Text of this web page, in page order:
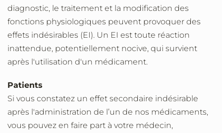
diagnostic, le traitement et la modification des
fonctions physiologiques peuvent provoquer des
effets indésirables (EI). Un EI est toute réaction
inattendue, potentiellement nocive, qui survient
après l'utilisation d'un médicament.
Patients
Si vous constatez un effet secondaire indésirable
après l'administration de l’un de nos médicaments,
vous pouvez en faire part à votre médecin,